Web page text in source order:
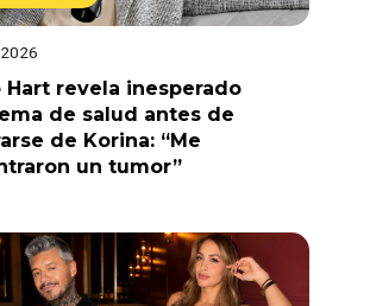
Hart revela inesperado
de salud antes de
de Korina: “Me
un tumor”